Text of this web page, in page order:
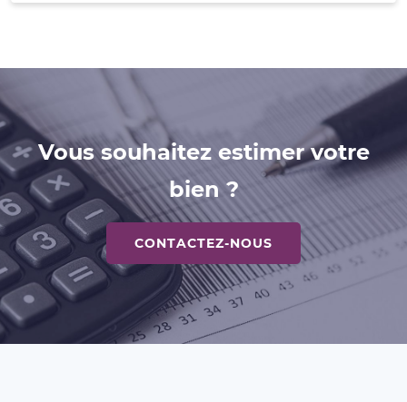
Vous souhaitez estimer votre
bien ?
CONTACTEZ-NOUS